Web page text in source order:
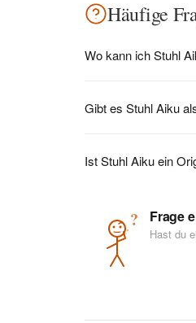
Häufige
Wo kann ich Stuhl
Gibt es Stuhl Aiku
Ist Stuhl Aiku ein
? Frage
Hast du